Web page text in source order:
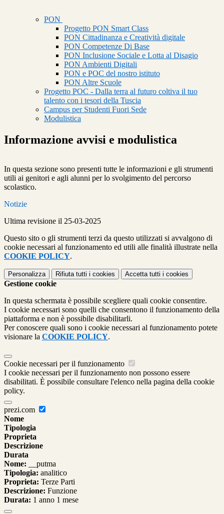
PON
Progetto PON Smart Class
PON Cittadinanza e Creatività digitale
PON Competenze Di Base
PON Inclusione Sociale e Lotta al Disagio
PON Ambienti Digitali
PON e POC del nostro istituto
PON Altre Scuole
Progetto POC - Dalla terra al futuro coltiva il tuo
talento con i tesori della Tuscia
Campus per Studenti Fuori Sede
Modulistica
Informazione avvisi e modulistica
In questa sezione sono presenti tutte le informazioni e gli strumenti
utili ai genitori e agli alunni per lo svolgimento del percorso
scolastico.
Notizie
Ultima revisione il 25-03-2025
Questo sito o gli strumenti terzi da questo utilizzati si avvalgono di
cookie necessari al funzionamento ed utili alle finalità illustrate nella
COOKIE POLICY.
Personalizza Rifiuta tutti i cookies Accetta tutti i cookies
Gestione cookie
In questa schermata è possibile scegliere quali cookie consentire.
I cookie necessari sono quelli che consentono il funzionamento della
piattaforma e non è possibile disabilitarli.
Per conoscere quali sono i cookie necessari al funzionamento potete
visionare la COOKIE POLICY.
Cookie necessari per il funzionamento
I cookie necessari per il funzionamento non possono essere
disabilitati. È possibile consultare l'elenco nella pagina della cookie
policy.
prezi.com
Nome
Tipologia
Proprieta
Descrizione
Durata
Nome: __putma
Tipologia: analitico
Proprieta: Terze Parti
Descrizione: Funzione
Durata: 1 anno 1 mese